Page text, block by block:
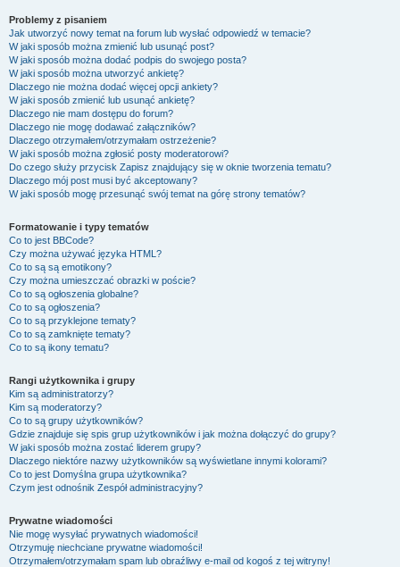
Problemy z pisaniem
Jak utworzyć nowy temat na forum lub wysłać odpowiedź w temacie?
W jaki sposób można zmienić lub usunąć post?
W jaki sposób można dodać podpis do swojego posta?
W jaki sposób można utworzyć ankietę?
Dlaczego nie można dodać więcej opcji ankiety?
W jaki sposób zmienić lub usunąć ankietę?
Dlaczego nie mam dostępu do forum?
Dlaczego nie mogę dodawać załączników?
Dlaczego otrzymałem/otrzymałam ostrzeżenie?
W jaki sposób można zgłosić posty moderatorowi?
Do czego służy przycisk Zapisz znajdujący się w oknie tworzenia tematu?
Dlaczego mój post musi być akceptowany?
W jaki sposób mogę przesunąć swój temat na górę strony tematów?
Formatowanie i typy tematów
Co to jest BBCode?
Czy można używać języka HTML?
Co to są są emotikony?
Czy można umieszczać obrazki w poście?
Co to są ogłoszenia globalne?
Co to są ogłoszenia?
Co to są przyklejone tematy?
Co to są zamknięte tematy?
Co to są ikony tematu?
Rangi użytkownika i grupy
Kim są administratorzy?
Kim są moderatorzy?
Co to są grupy użytkowników?
Gdzie znajduje się spis grup użytkowników i jak można dołączyć do grupy?
W jaki sposób można zostać liderem grupy?
Dlaczego niektóre nazwy użytkowników są wyświetlane innymi kolorami?
Co to jest Domyślna grupa użytkownika?
Czym jest odnośnik Zespół administracyjny?
Prywatne wiadomości
Nie mogę wysyłać prywatnych wiadomości!
Otrzymuję niechciane prywatne wiadomości!
Otrzymałem/otrzymałam spam lub obraźliwy e-mail od kogoś z tej witryny!